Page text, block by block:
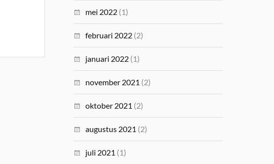
mei 2022 (1)
februari 2022 (2)
januari 2022 (1)
november 2021 (2)
oktober 2021 (2)
augustus 2021 (2)
juli 2021 (1)